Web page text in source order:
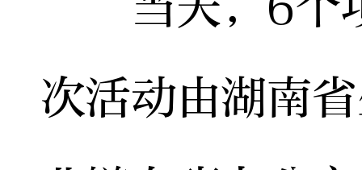
次活动由湖南